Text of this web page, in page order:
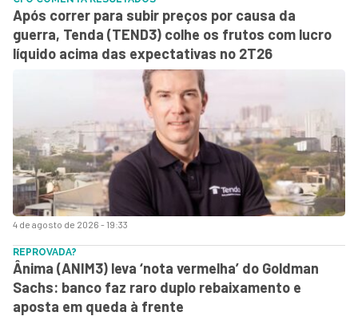
4 de agosto de 2026 - 19:33
Após correr para subir preços por causa da
guerra, Tenda (TEND3) colhe os frutos com lucro
líquido acima das expectativas no 2T26
REPROVADA?
Ânima (ANIM3) leva ‘nota vermelha’ do Goldman
Sachs: banco faz raro duplo rebaixamento e
aposta em queda à frente